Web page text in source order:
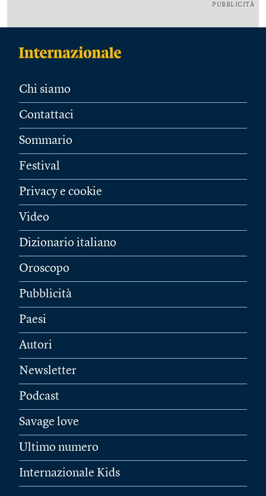
PUBBLICITÀ
Chi siamo
Contattaci
Sommario
Festival
Privacy e cookie
Video
Dizionario italiano
Oroscopo
Pubblicità
Paesi
Autori
Newsletter
Podcast
Savage love
Ultimo numero
Internazionale Kids